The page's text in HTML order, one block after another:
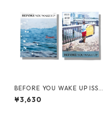
BEFORE YOU WAKE UP ISSU
E 2
¥3,630